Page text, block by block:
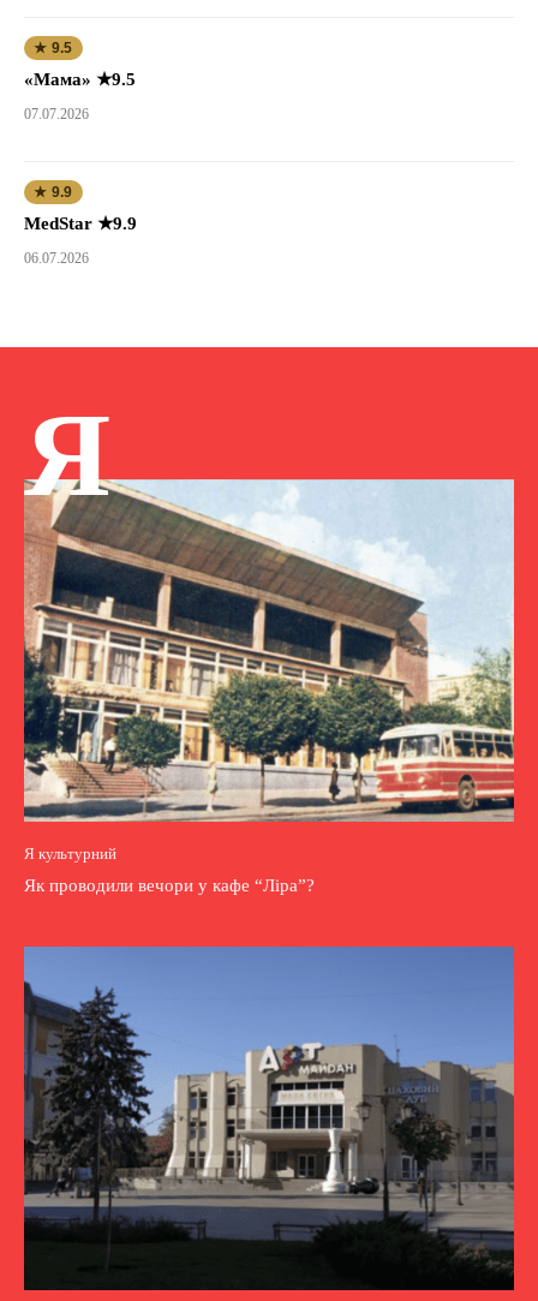
★ 9.5
«Мама» ★9.5
07.07.2026
★ 9.9
MedStar ★9.9
06.07.2026
Я
Я культурний
Як проводили вечори у кафе “Ліра”?